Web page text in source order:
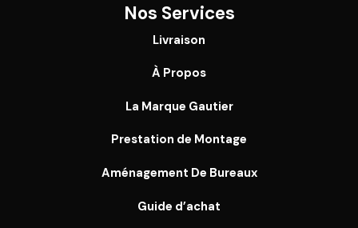
Nos Services
Livraison
À Propos
La Marque Gautier
Prestation de Montage
Aménagement De Bureaux
Guide d’achat